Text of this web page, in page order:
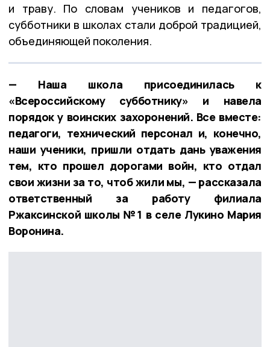
и траву. По словам учеников и педагогов,
субботники в школах стали доброй традицией,
объединяющей поколения.
— Наша школа присоединилась к
«Всероссийскому субботнику» и навела
порядок у воинских захоронений. Все вместе:
педагоги, технический персонал и, конечно,
наши ученики, пришли отдать дань уважения
тем, кто прошел дорогами войн, кто отдал
свои жизни за то, чтоб жили мы, — рассказала
ответственный за работу филиала
Ржаксинской школы №1 в селе Лукино Мария
Воронина.